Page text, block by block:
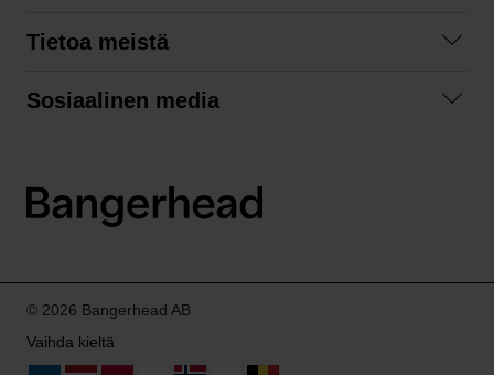
Tilausehdot
Tietoa meistä
Sosiaalinen media
LinkedIn
© 2026 Bangerhead AB
Vaihda kieltä